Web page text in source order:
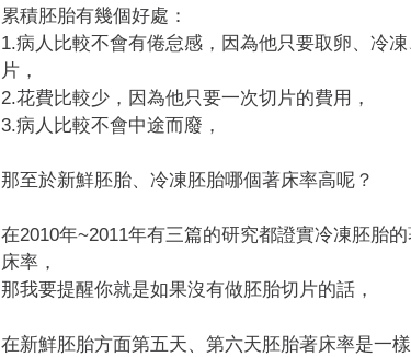
累積胚胎有幾個好處：
1.病人比較不會有倦怠感，因為他只要取卵、冷凍
片，
2.花費比較少，因為他只要一次切片的費用，
3.病人比較不會中途而廢，
那至於新鮮胚胎、冷凍胚胎哪個著床率高呢？
在2010年~2011年有三篇的研究都證實冷凍胚胎
床率，
那我要提醒你就是如果沒有做胚胎切片的話，
在新鮮胚胎方面第五天、第六天胚胎著床率是一樣